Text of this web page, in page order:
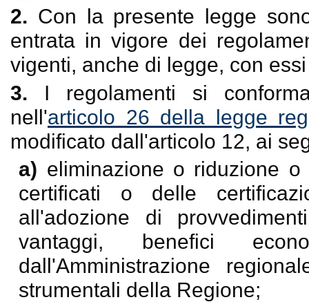
2. Con la presente legge
entrata in vigore dei
vigenti, anche di legge, con
3.
I regolamenti si
nell'articolo 26 della legge
modificato dall'articolo 12, ai
a) eliminazione o riduzione
certificati o delle
all'adozione di
vantaggi, benefici
dall'Amministrazione
strumentali della Regione;